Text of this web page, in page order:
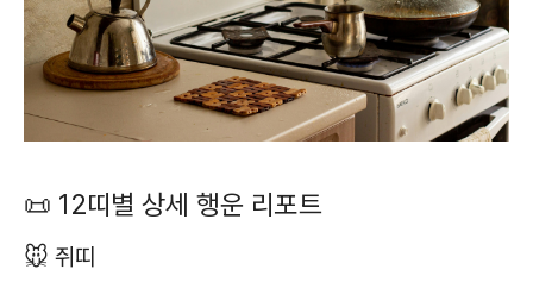
📜 12띠별 상세 행운 리포트
🐭 쥐띠